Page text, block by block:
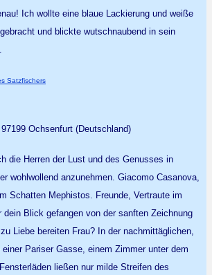
Ich wollte eine blaue Lackierung und weiße
und blickte wutschnaubend in sein
Satzfischers
Ochsenfurt (Deutschland)
die Herren der Lust und des Genusses in
wohlwollend anzunehmen. Giacomo Casanova,
Schatten Mephistos. Freunde, Vertraute im
dein Blick gefangen von der sanften Zeichnung
Liebe bereiten Frau? In der nachmittäglichen,
Pariser Gasse, einem Zimmer unter dem
ließen nur milde Streifen des